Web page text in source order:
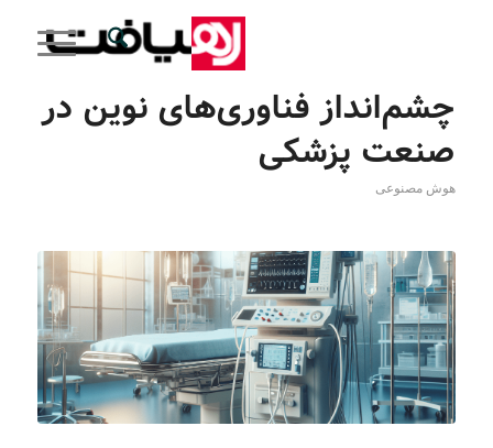
چشم‌انداز فناوری‌های نوین در
صنعت پزشکی
هوش مصنوعی